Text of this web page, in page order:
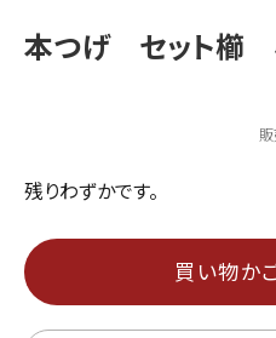
本つげ セット櫛
残りわずかです。
買い物か